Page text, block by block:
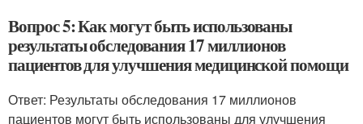
Вопрос 5: Как могут быть использованы
результаты обследования 17 миллионов
пациентов для улучшения медицинской помощи
Ответ: Результаты обследования 17 миллионов
пациентов могут быть использованы для улучшения